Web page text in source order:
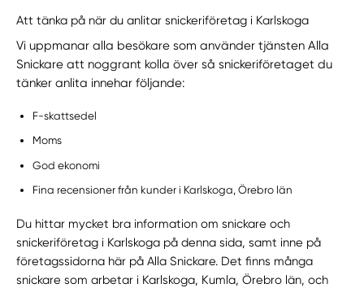
Att tänka på när du anlitar snickeriföretag i Karlskoga
Vi uppmanar alla besökare som använder tjänsten Alla
Snickare att noggrant kolla över så snickeriföretaget du
tänker anlita innehar följande:
F-skattsedel
Moms
God ekonomi
Fina recensioner från kunder i Karlskoga, Örebro län
Du hittar mycket bra information om snickare och
snickeriföretag i Karlskoga på denna sida, samt inne på
företagssidorna här på Alla Snickare. Det finns många
snickare som arbetar i Karlskoga, Kumla, Örebro län, och